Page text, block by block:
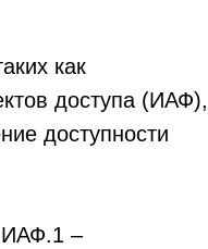
как
доступа (ИАФ),
доступности
ИАФ.1 –